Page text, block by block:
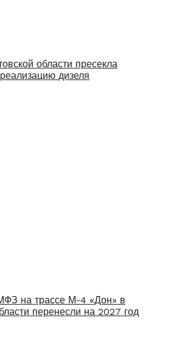
области пресекла
дизеля
на трассе М-4 «Дон» в
перенесли на 2027 год